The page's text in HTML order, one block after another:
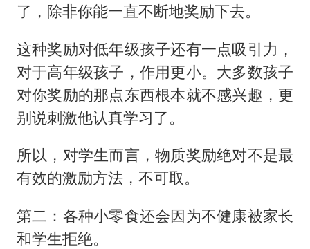
了，除非你能一直不断地奖励下去。
这种奖励对低年级孩子还有一点吸引力，
对于高年级孩子，作用更小。大多数孩子
对你奖励的那点东西根本就不感兴趣，更
别说刺激他认真学习了。
所以，对学生而言，物质奖励绝对不是最
有效的激励方法，不可取。
第二：各种小零食还会因为不健康被家长
和学生拒绝。